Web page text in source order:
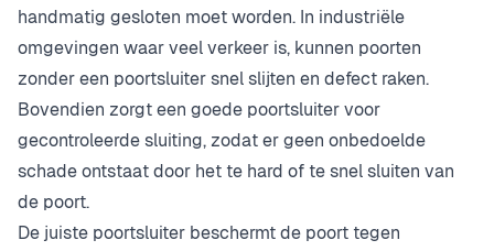
handmatig gesloten moet worden. In industriële
omgevingen waar veel verkeer is, kunnen poorten
zonder een poortsluiter snel slijten en defect raken.
Bovendien zorgt een goede poortsluiter voor
gecontroleerde sluiting, zodat er geen onbedoelde
schade ontstaat door het te hard of te snel sluiten van
de poort.
De juiste poortsluiter beschermt de poort tegen